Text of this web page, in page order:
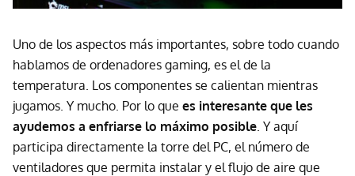
Uno de los aspectos más importantes, sobre todo cuando
hablamos de ordenadores gaming, es el de la
temperatura. Los componentes se calientan mientras
jugamos. Y mucho. Por lo que es interesante que les
ayudemos a enfriarse lo máximo posible . Y aquí
participa directamente la torre del PC, el número de
ventiladores que permita instalar y el flujo de aire que